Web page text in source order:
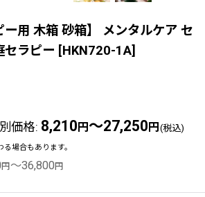
ー用 木箱 砂箱】 メンタルケア セ
セラピー [HKN720-1A]
価格: 8,210 円 ～27,250 円 (税込)
場合もあります。
円 ～36,800 円